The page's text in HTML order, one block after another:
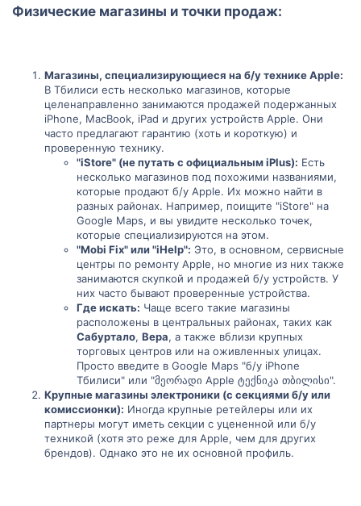
й
о
л
о
с
й
о
л
о
с
Физические магазины и точки продаж:
Магазины, специализирующиеся на б/у технике Apple:
В Тбилиси есть несколько магазинов, которые
целенаправленно занимаются продажей подержанных
iPhone, MacBook, iPad и других устройств Apple. Они
часто предлагают гарантию (хоть и короткую) и
проверенную технику.
"iStore" (не путать с официальным iPlus): Есть
несколько магазинов под похожими названиями,
которые продают б/у Apple. Их можно найти в
разных районах. Например, поищите "iStore" на
Google Maps, и вы увидите несколько точек,
которые специализируются на этом.
"Mobi Fix" или "iHelp": Это, в основном, сервисные
центры по ремонту Apple, но многие из них также
занимаются скупкой и продажей б/у устройств. У
них часто бывают проверенные устройства.
Где искать: Чаще всего такие магазины
расположены в центральных районах, таких как
Сабуртало, Вера, а также вблизи крупных
торговых центров или на оживленных улицах.
Просто введите в Google Maps "б/у iPhone
Тбилиси" или "მეორადი Apple ტექნიკა თბილისი".
Крупные магазины электроники (с секциями б/у или
комиссионки): Иногда крупные ретейлеры или их
партнеры могут иметь секции с уцененной или б/у
техникой (хотя это реже для Apple, чем для других
брендов). Однако это не их основной профиль.